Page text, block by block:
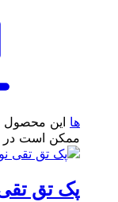
ها این محصول
ممکن است در
پک تق تقی